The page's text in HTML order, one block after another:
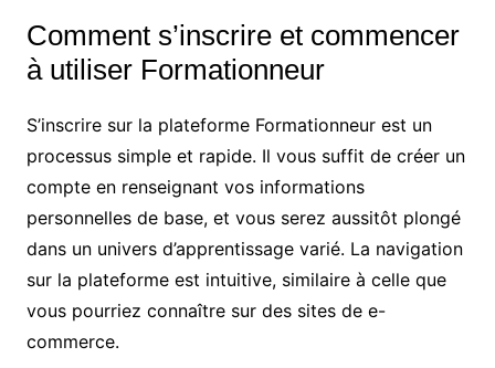
Comment s’inscrire et commencer
à utiliser Formationneur
S’inscrire sur la plateforme Formationneur est un
processus simple et rapide. Il vous suffit de créer un
compte en renseignant vos informations
personnelles de base, et vous serez aussitôt plongé
dans un univers d’apprentissage varié. La navigation
sur la plateforme est intuitive, similaire à celle que
vous pourriez connaître sur des sites de e-
commerce.